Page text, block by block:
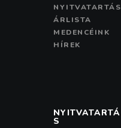
NYITVATARTÁS
ÁRLISTA
MEDENCÉINK
HÍREK
NYITVATARTÁ
S